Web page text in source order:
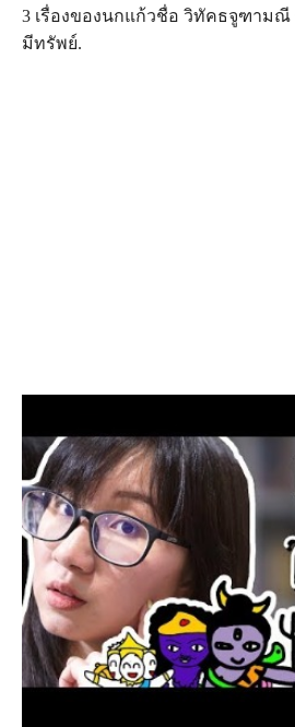
3 เรื่องของนกแก้วชื่อ วิทัคธจูฑาม
มีทรัพย์.